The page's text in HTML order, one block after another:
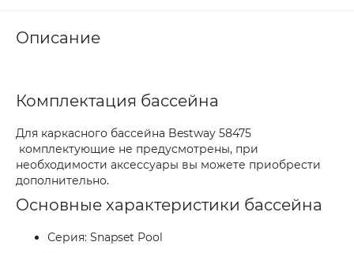
Описание
Комплектация бассейна
Для каркасного бассейна Bestway 58475
комплектующие не предусмотрены, при
необходимости аксессуары вы можете приобрести
дополнительно.
Основные характеристики бассейна
Серия: Snapset Pool